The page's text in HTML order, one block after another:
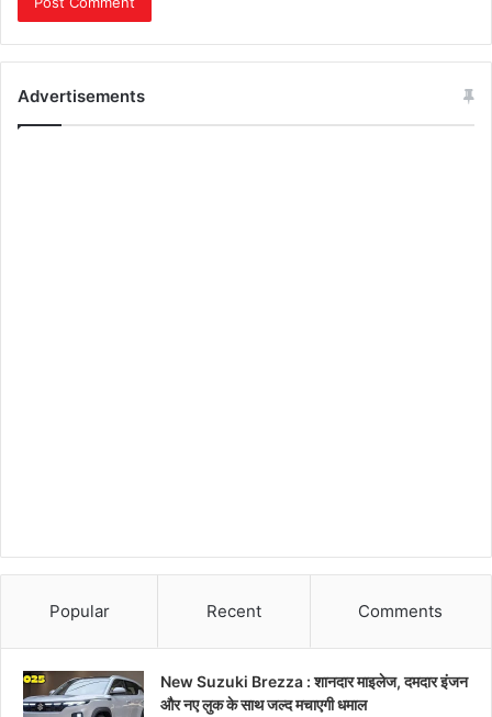
Advertisements
Popular Recent Comments
New Suzuki Brezza : शानदार माइलेज, दमदार इंजन
और नए लुक के साथ जल्द मचाएगी धमाल